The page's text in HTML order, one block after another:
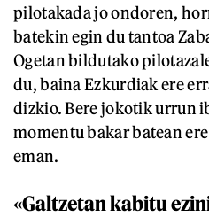
pilotakada jo ondoren,
batekin egin du tantoa
Ogetan bildutako
du, baina Ezkurdiak ere
dizkio. Bere jokotik urrun
momentu bakar batean
eman.
«Galtzetan kabitu